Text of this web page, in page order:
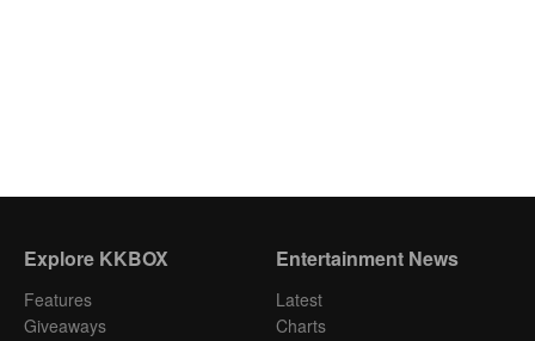
Explore KKBOX
Features
Giveaways
Entertainment News
Latest
Charts